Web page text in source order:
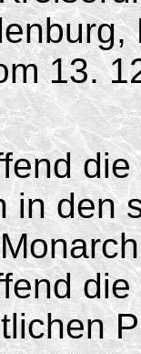
13.
in den